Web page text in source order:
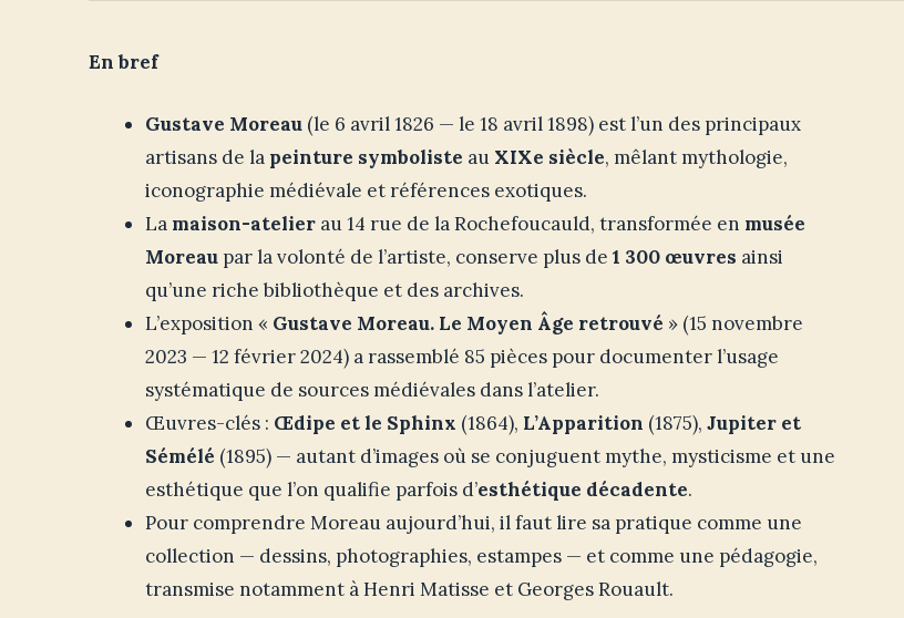
En bref
Gustave Moreau (le 6 avril 1826 — le 18 avril 1898) est l’un des principaux
artisans de la peinture symboliste au XIXe siècle, mêlant mythologie,
iconographie médiévale et références exotiques.
La maison-atelier au 14 rue de la Rochefoucauld, transformée en musée
Moreau par la volonté de l’artiste, conserve plus de 1 300 œuvres ainsi
qu’une riche bibliothèque et des archives.
L’exposition « Gustave Moreau. Le Moyen Âge retrouvé » (15 novembre
2023 — 12 février 2024) a rassemblé 85 pièces pour documenter l’usage
systématique de sources médiévales dans l’atelier.
Œuvres-clés : Œdipe et le Sphinx (1864), L’Apparition (1875), Jupiter et
Sémélé (1895) — autant d’images où se conjuguent mythe, mysticisme et une
esthétique que l’on qualifie parfois d’esthétique décadente.
Pour comprendre Moreau aujourd’hui, il faut lire sa pratique comme une
collection — dessins, photographies, estampes — et comme une pédagogie,
transmise notamment à Henri Matisse et Georges Rouault.